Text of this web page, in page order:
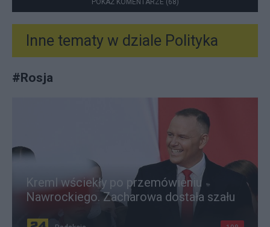
Inne tematy w dziale Polityka
#Rosja
Kreml wściekły po przemówieniu
Nawrockiego. Zacharowa dostała szału